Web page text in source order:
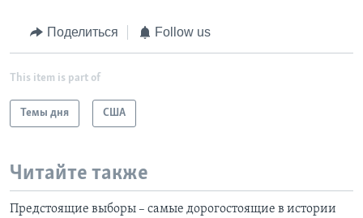
Поделиться Follow us
This item is part of
Темы дня США
Читайте также
Предстоящие выборы – самые дорогостоящие в истории